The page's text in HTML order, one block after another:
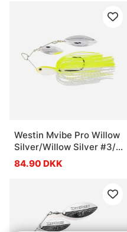
Westin Mvibe Pro Willow
Silver/Willow Silver #3/0
14g Tungsten Sinking -
Lemon
84.90 DKK